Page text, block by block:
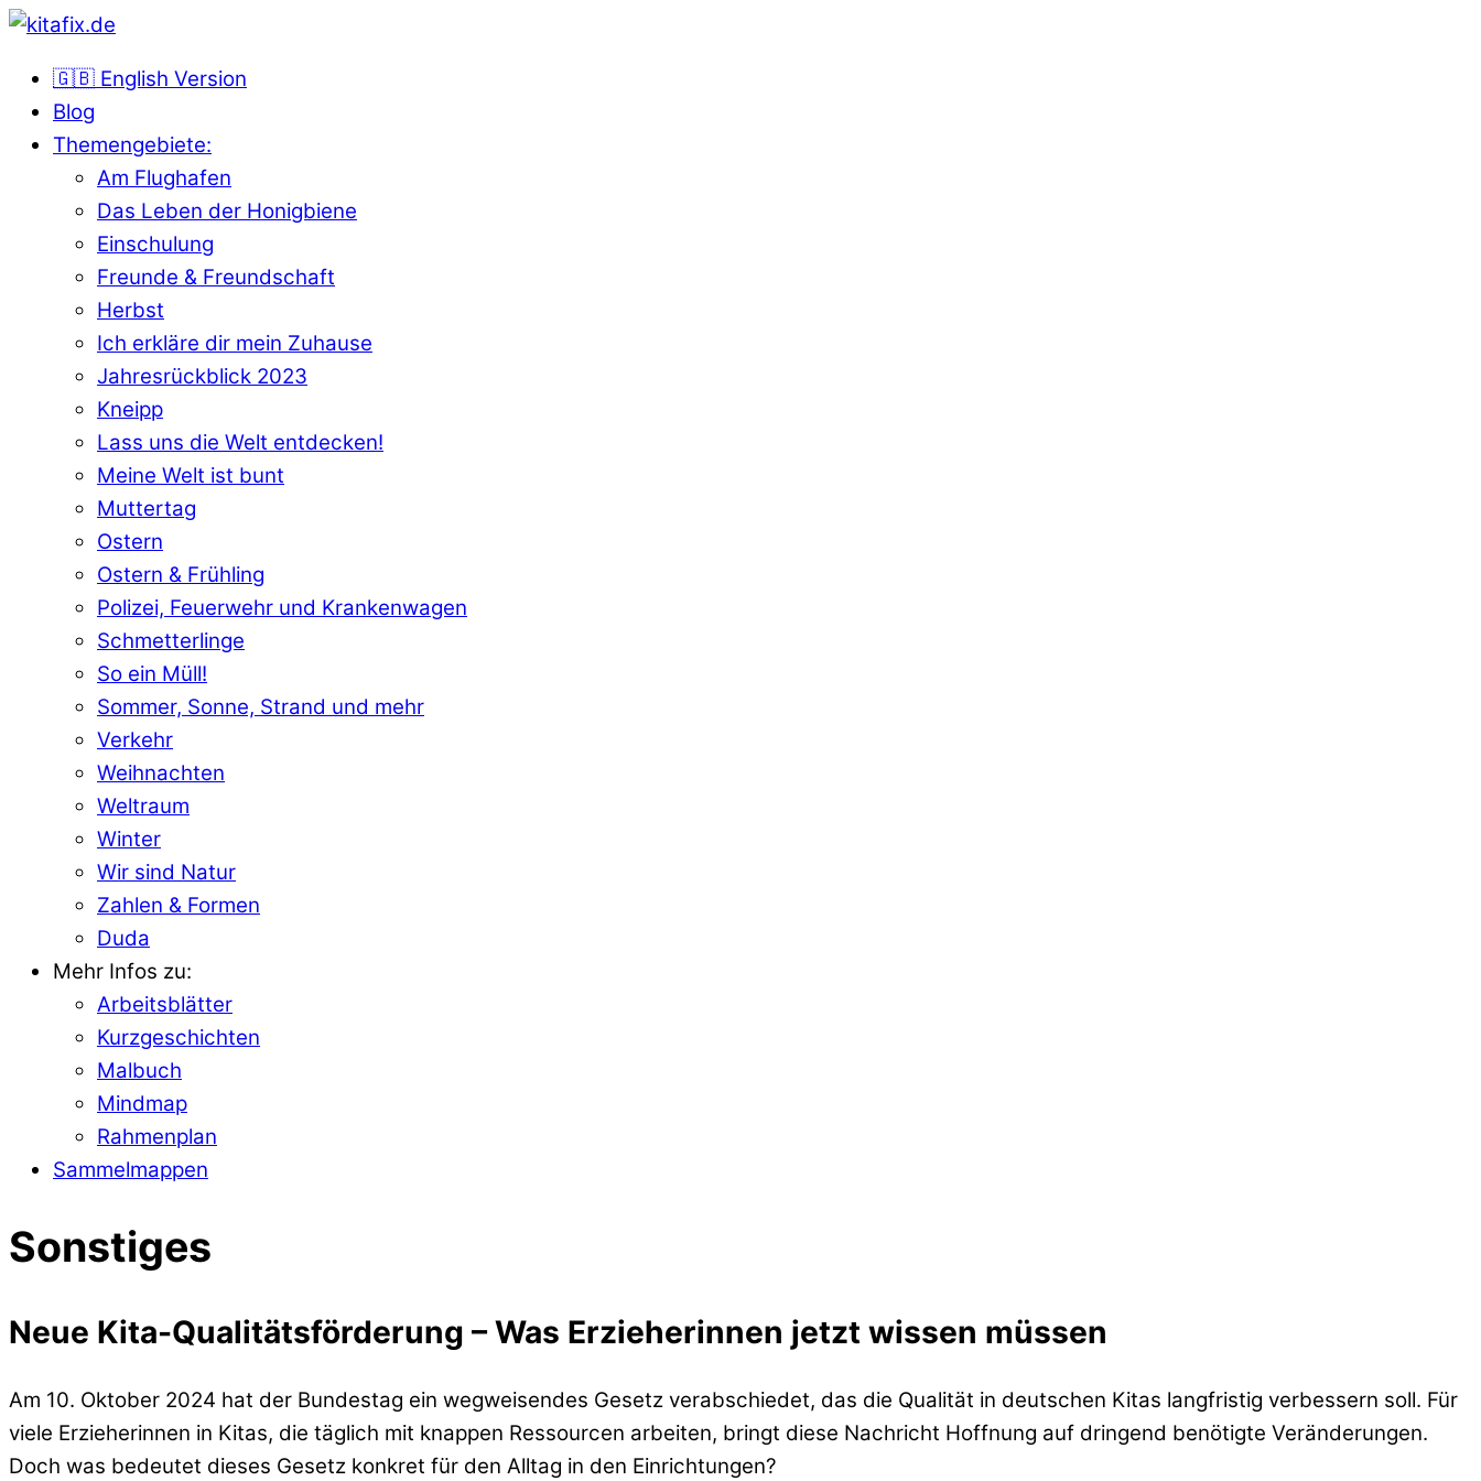
🇬🇧 English Version
Blog
Themengebiete:
Am Flughafen
Das Leben der Honigbiene
Einschulung
Freunde & Freundschaft
Herbst
Ich erkläre dir mein Zuhause
Jahresrückblick 2023
Kneipp
Lass uns die Welt entdecken!
Meine Welt ist bunt
Muttertag
Ostern
Ostern & Frühling
Polizei, Feuerwehr und Krankenwagen
Schmetterlinge
So ein Müll!
Sommer, Sonne, Strand und mehr
Verkehr
Weihnachten
Weltraum
Winter
Wir sind Natur
Zahlen & Formen
Duda
Mehr Infos zu:
Arbeitsblätter
Kurzgeschichten
Malbuch
Mindmap
Rahmenplan
Sammelmappen
Sonstiges
Neue Kita-Qualitätsförderung – Was Erzieherinnen jetzt wissen müssen
Am 10. Oktober 2024 hat der Bundestag ein wegweisendes Gesetz verabschiedet, das die Qualität in deutschen Kitas langfristig verbessern soll. Für
viele Erzieherinnen in Kitas, die täglich mit knappen Ressourcen arbeiten, bringt diese Nachricht Hoffnung auf dringend benötigte Veränderungen.
Doch was bedeutet dieses Gesetz konkret für den Alltag in den Einrichtungen?